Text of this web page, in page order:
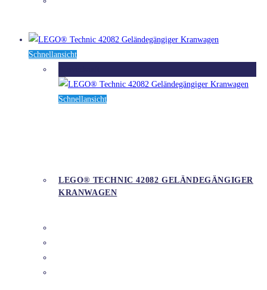
Schnellansicht
Schnellansicht
LEGO® TECHNIC 42082 GELÄNDEGÄNGIGER
KRANWAGEN